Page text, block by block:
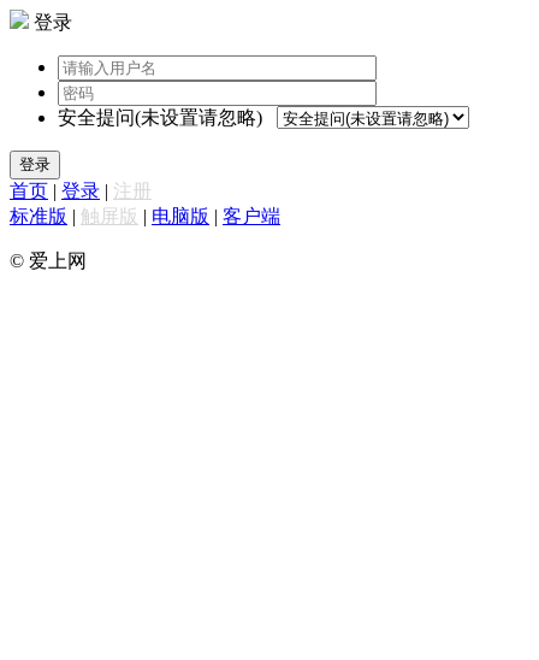
登录
安全提问(未设置请忽略)
登录
首页 | 登录 | 注册
标准版 | 触屏版 | 电脑版 | 客户端
© 爱上网